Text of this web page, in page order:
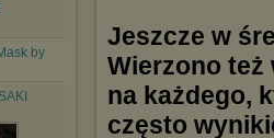
by
Jeszcze w
Wierzono też
na każdego,
często